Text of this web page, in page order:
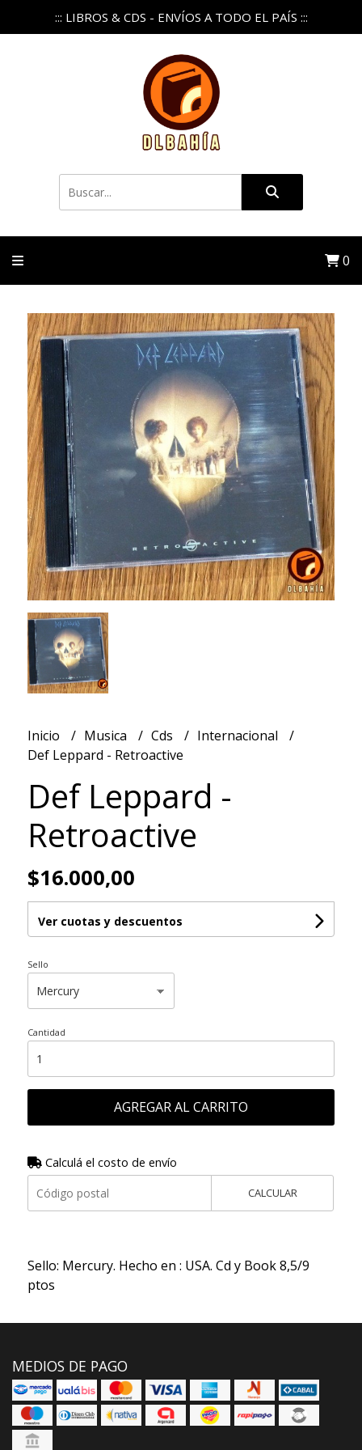
::: LIBROS & CDS - ENVÍOS A TODO EL PAÍS :::
0
Inicio Musica Cds
Internacional
Def Leppard - Retroactive
Def Leppard -
Retroactive
$16.000,00
Ver cuotas y descuentos
Sello
Cantidad
AGREGAR AL CARRITO
Calculá el costo de envío
CALCULAR
Sello: Mercury. Hecho en : USA. Cd y Book 8,5/9
ptos
MEDIOS DE PAGO